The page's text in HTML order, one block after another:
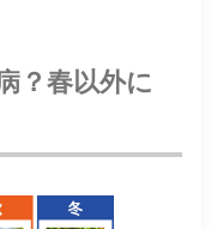
？春以外に